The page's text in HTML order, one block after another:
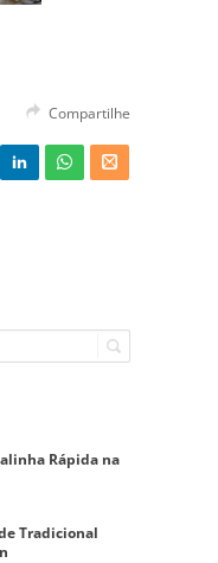
Compartilhe
Rápida na
Tradicional